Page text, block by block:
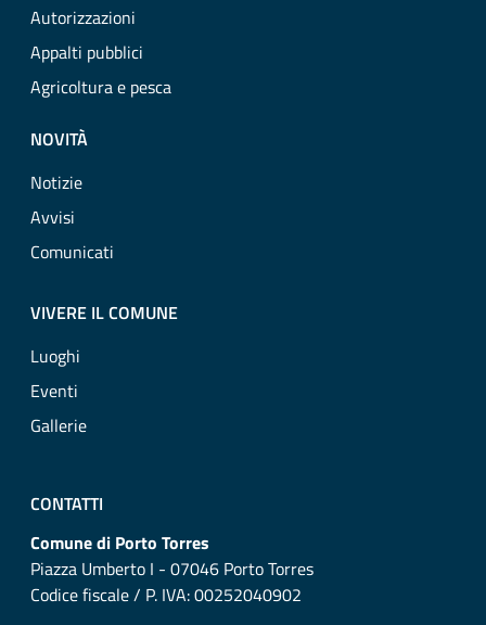
Autorizzazioni
Appalti pubblici
Agricoltura e pesca
NOVITÀ
Notizie
Avvisi
Comunicati
VIVERE IL COMUNE
Luoghi
Eventi
Gallerie
CONTATTI
Comune di Porto Torres
Piazza Umberto I - 07046 Porto Torres
Codice fiscale / P. IVA: 00252040902